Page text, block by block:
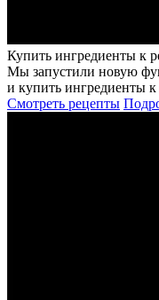
Купить ингредиенты к
Мы запустили новую
и купить ингредиенты к
Смотреть рецепты